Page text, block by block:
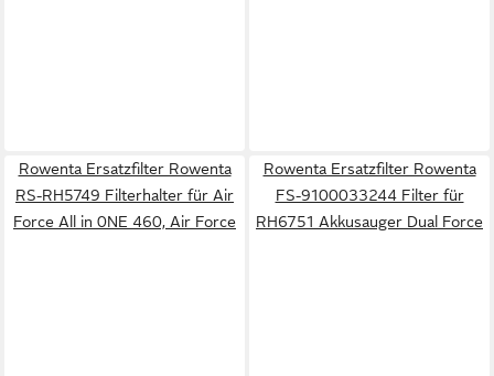
Rowenta Ersatzfilter Rowenta
RS-RH5749 Filterhalter für Air
Force All in 0NE 460, Air Force
Rowenta Ersatzfilter Rowenta
FS-9100033244 Filter für
RH6751 Akkusauger Dual Force